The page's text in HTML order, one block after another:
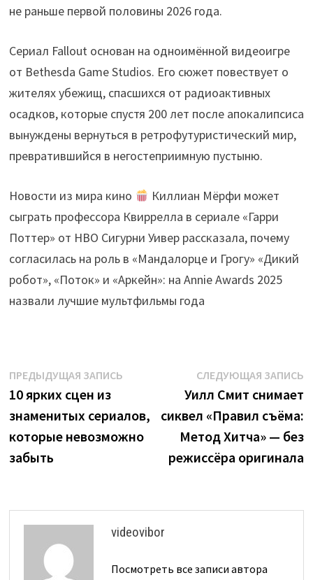
не раньше первой половины 2026 года.
Сериал Fallout основан на одноимённой видеоигре
от Bethesda Game Studios. Его сюжет повествует о
жителях убежищ, спасшихся от радиоактивных
осадков, которые спустя 200 лет после апокалипсиса
вынуждены вернуться в ретрофутуристический мир,
превратившийся в негостеприимную пустыню.
Новости из мира кино
Киллиан Мёрфи может
сыграть профессора Квиррелла в сериале «Гарри
Поттер» от HBO Сигурни Уивер рассказала, почему
согласилась на роль в «Мандалорце и Грогу» «Дикий
робот», «Поток» и «Аркейн»: на Annie Awards 2025
назвали лучшие мультфильмы года
Навигация
по
записям
ПРЕДЫДУЩАЯ ЗАПИСЬПредыдущая
10 ярких сцен из
знаменитых сериалов,
которые невозможно
забыть
СЛЕДУЮЩАЯ ЗАПИСЬ
Уилл Смит снимает
сиквел «Правил съёма:
Метод Хитча» — без
режиссёра оригинала
videovibor
Посмотреть все записи автора